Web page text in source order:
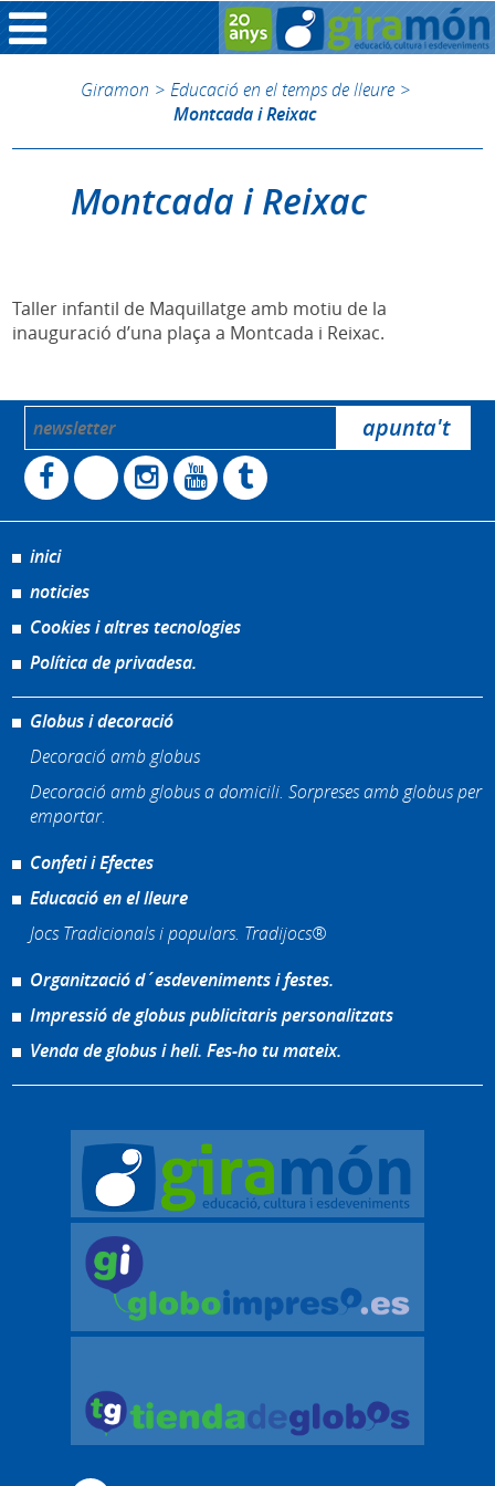
Giramon > Educació en el temps de lleure >
Montcada i Reixac
Montcada i Reixac
Taller infantil de Maquillatge amb motiu de la
inauguració d’una plaça a Montcada i Reixac.
inici
noticies
Cookies i altres tecnologies
Política de privadesa.
Globus i decoració
Decoració amb globus
Decoració amb globus a domicili. Sorpreses amb globus per
emportar.
Confeti i Efectes
Educació en el lleure
Jocs Tradicionals i populars. Tradijocs®
Organització d´esdeveniments i festes.
Impressió de globus publicitaris personalitzats
Venda de globus i heli. Fes-ho tu mateix.